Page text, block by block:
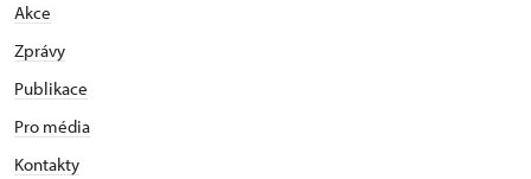
Akce
Zprávy
Publikace
Pro média
Kontakty